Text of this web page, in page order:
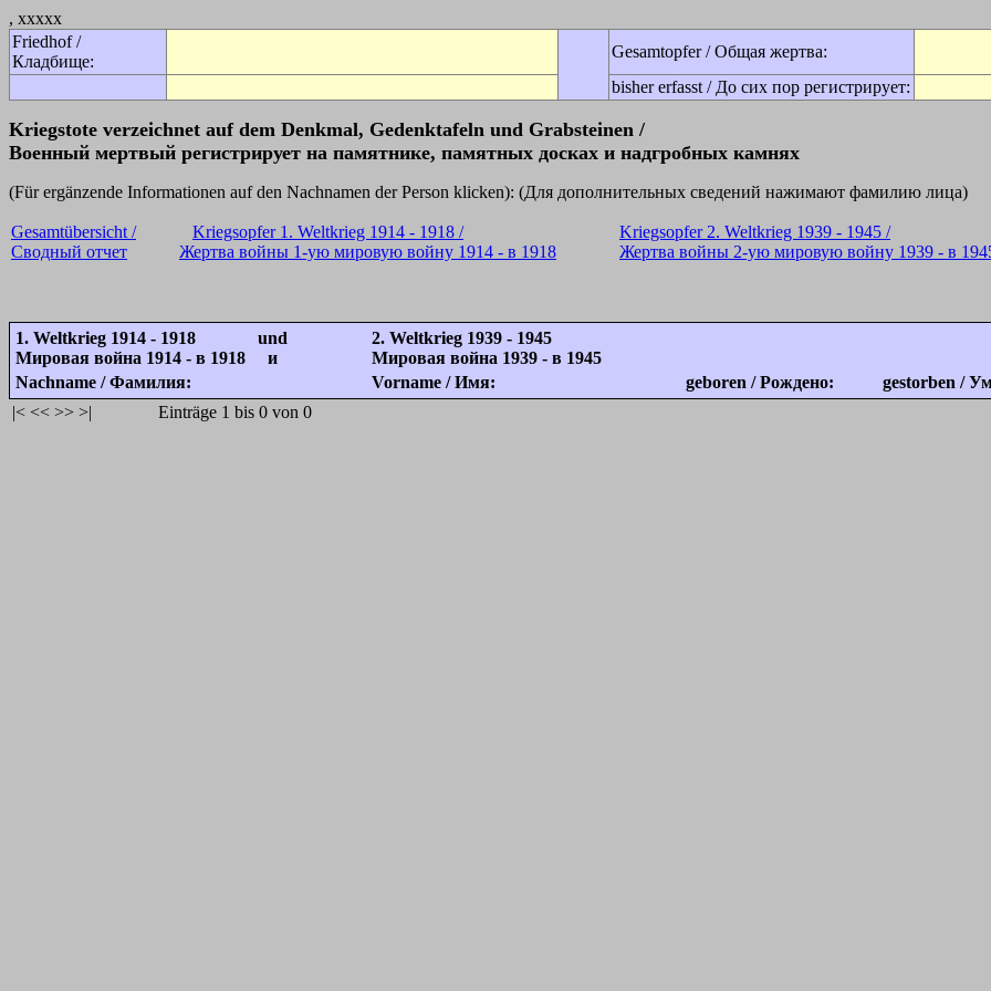
, xxxxx
Friedhof /
Кладбище:
Gesamtopfer / Общая жертва:
bisher erfasst / До сих пор регистрирует:
Kriegstote verzeichnet auf dem Denkmal, Gedenktafeln und Grabsteinen /
Военный мертвый регистрирует на памятнике, памятных досках и надгробных камнях
(Für ergänzende Informationen auf den Nachnamen der Person klicken): (Для дополнительных сведений нажимают фамилию лица)
Gesamtübersicht /
Сводный отчет
Kriegsopfer 1. Weltkrieg 1914 - 1918 /
Жертва войны 1-ую мировую войну 1914 - в 1918
Kriegsopfer 2. Weltkrieg 1939 - 1945 /
Жертва войны 2-ую мировую войну 1939 - в
1. Weltkrieg 1914 - 1918 und
Мировая война 1914 - в 1918 и
2. Weltkrieg 1939 - 1945
Мировая война 1939 - в 1945
Nachname / Фамилия:
Vorname / Имя: geboren / Рождено:
gestorben /
|< << >> >| Einträge 1 bis 0 von 0